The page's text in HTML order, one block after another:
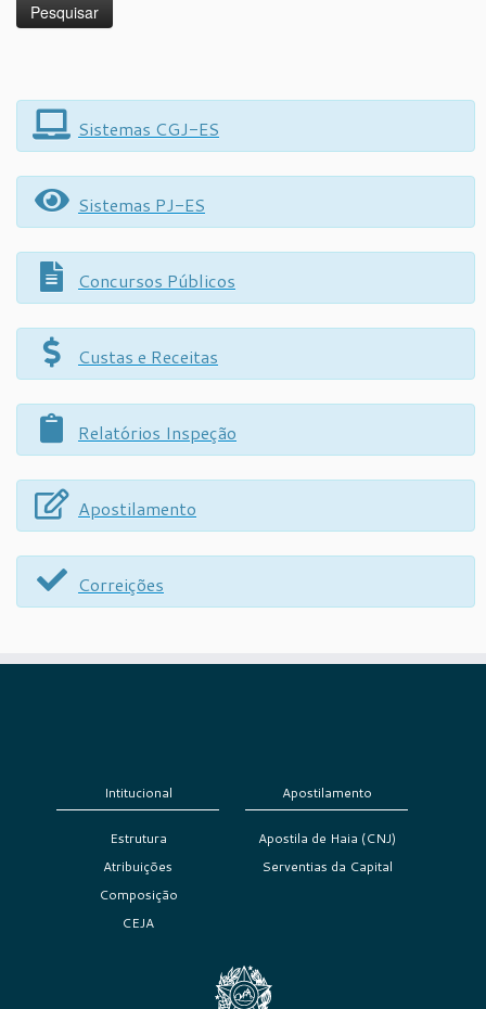
Sistemas CGJ-ES
Sistemas PJ-ES
Concursos Públicos
Custas e Receitas
Relatórios Inspeção
Apostilamento
Correições
Intitucional
Estrutura
Atribuições
Composição
CEJA
Apostilamento
Apostila de Haia (CNJ)
Serventias da Capital